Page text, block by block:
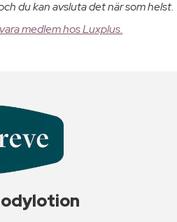
du kan avsluta det när som helst.
medlem hos Luxplus.